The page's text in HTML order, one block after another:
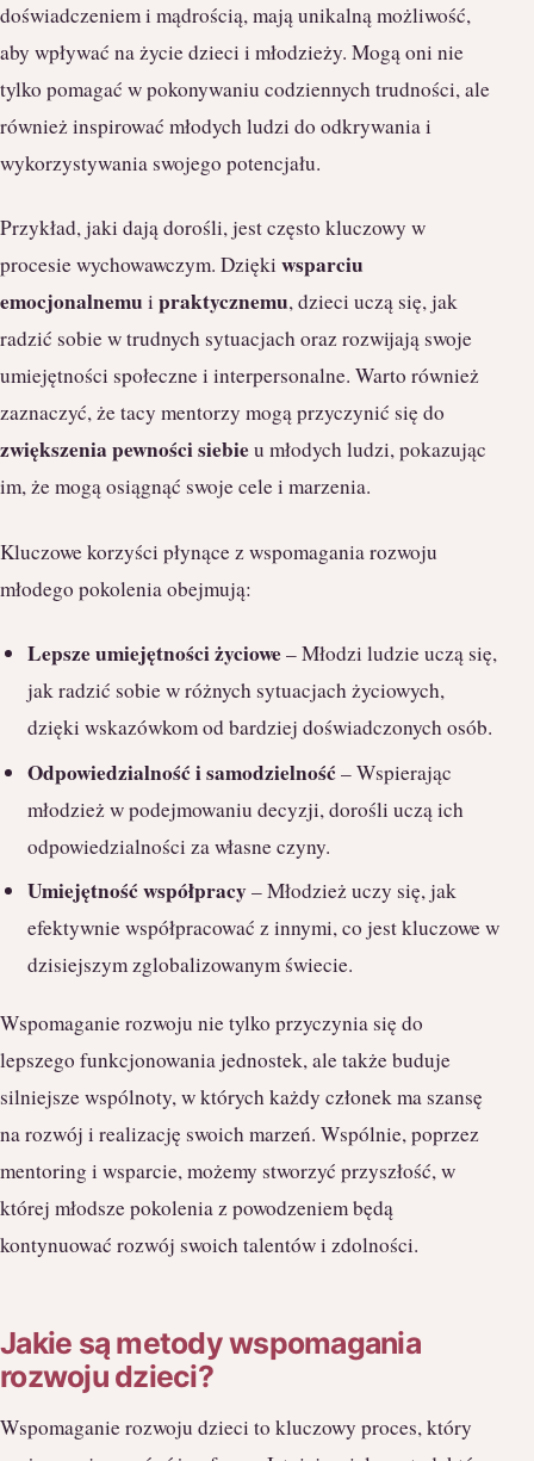
doświadczeniem i mądrością, mają unikalną możliwość,
aby wpływać na życie dzieci i młodzieży. Mogą oni nie
tylko pomagać w pokonywaniu codziennych trudności, ale
również inspirować młodych ludzi do odkrywania i
wykorzystywania swojego potencjału.
Przykład, jaki dają dorośli, jest często kluczowy w
procesie wychowawczym. Dzięki wsparciu
emocjonalnemui praktycznemu, dzieci uczą się, jak
radzić sobie w trudnych sytuacjach oraz rozwijają swoje
umiejętności społeczne i interpersonalne. Warto również
zaznaczyć, że tacy mentorzy mogą przyczynić się do
zwiększenia pewności siebieu młodych ludzi, pokazując
im, że mogą osiągnąć swoje cele i marzenia.
Kluczowe korzyści płynące z wspomagania rozwoju
młodego pokolenia obejmują:
Lepsze umiejętności życiowe– Młodzi ludzie uczą się,
jak radzić sobie w różnych sytuacjach życiowych,
dzięki wskazówkom od bardziej doświadczonych osób.
Odpowiedzialność i samodzielność– Wspierając
młodzież w podejmowaniu decyzji, dorośli uczą ich
odpowiedzialności za własne czyny.
Umiejętność współpracy– Młodzież uczy się, jak
efektywnie współpracować z innymi, co jest kluczowe w
dzisiejszym zglobalizowanym świecie.
Wspomaganie rozwoju nie tylko przyczynia się do
lepszego funkcjonowania jednostek, ale także buduje
silniejsze wspólnoty, w których każdy członek ma szansę
na rozwój i realizację swoich marzeń. Wspólnie, poprzez
mentoring i wsparcie, możemy stworzyć przyszłość, w
której młodsze pokolenia z powodzeniem będą
kontynuować rozwój swoich talentów i zdolności.
Jakie są metody wspomagania
rozwoju dzieci?
Wspomaganie rozwoju dzieci to kluczowy proces, który